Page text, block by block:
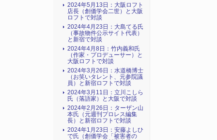
2024年5月13日：大阪ロフト
店長（創価学会二世）と大阪
ロフトで対談
2024年4月23日：大島てる氏
（事故物件公示サイト代表）
と新宿で対談
2024年4月8日：竹内義和氏
（作家・プロデューサー）と
大阪ロフトで対談
2024年3月26日：水道橋博士
（お笑いタレント、元参院議
員）と新宿ロフトで対談
2024年3月11日：立川こしら
氏（落語家）と大阪で対談
2024年2月26日：ターザン山
本氏（元週刊プロレス編集
長）と新宿ロフトで対談
2024年1月23日：安藤よしひ
で氏（創価学会「被害者の